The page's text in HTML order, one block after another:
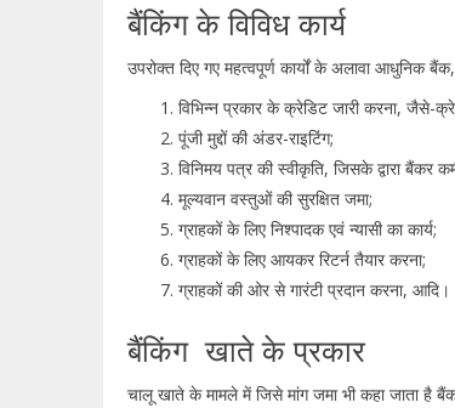
बैंकिंग के विविध कार्य
उपरोक्त दिए गए महत्वपूर्ण कार्यों के अलावा आधुनिक
विभिन्न प्रकार के क्रेडिट जारी करना, जैसे-
पूंजी मुद्दों की अंडर-राइटिंग;
विनिमय पत्र की स्वीकृति, जिसके द्वारा
मूल्यवान वस्तुओं की सुरक्षित जमा;
ग्राहकों के लिए निश्पादक एवं न्यासी का कार्य;
ग्राहकों के लिए आयकर रिटर्न तैयार करना;
ग्राहकों की ओर से गारंटी प्रदान करना, आदि।
बैंकिंग खाते के प्रकार
चालू खाते के मामले में जिसे मांग जमा भी कहा जाता है